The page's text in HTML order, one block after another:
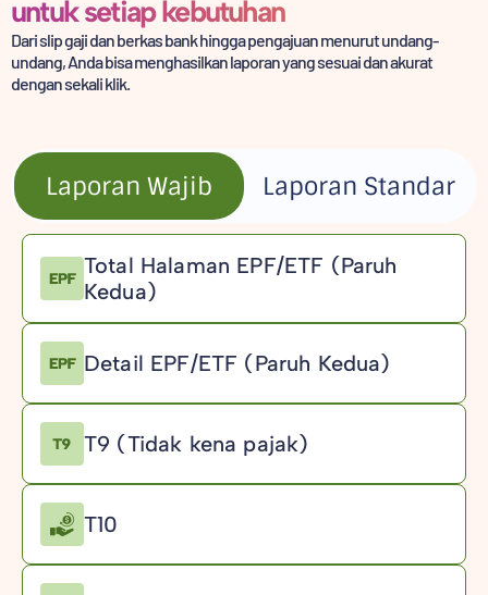
untuk setiap kebutuhan
Dari slip gaji dan berkas bank hingga pengajuan menurut undang-
undang, Anda bisa menghasilkanlaporan yang sesuai dan akurat
dengan sekali klik.
Laporan Wajib Laporan Standar
Total Halaman EPF/ETF (Paruh
Kedua)
Detail EPF/ETF (Paruh Kedua)
T9 (Tidak kena pajak)
T10